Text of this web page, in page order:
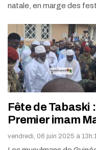
natale, en marge des
Fête de Tabaski
Premier imam
vendredi, 06 juin 2025 à